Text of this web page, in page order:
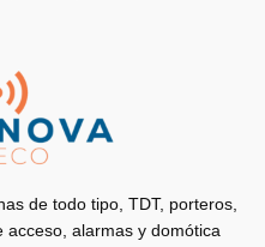
de todo tipo, TDT, porteros,
acceso, alarmas y domótica